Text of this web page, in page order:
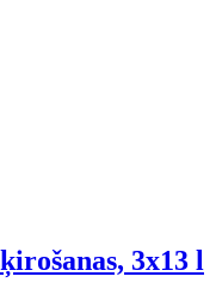
3x13 l